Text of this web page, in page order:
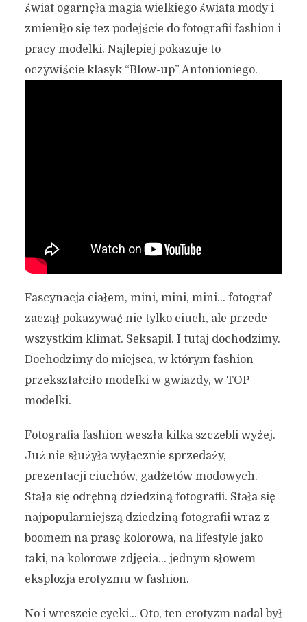
świat ogarnęła magia wielkiego świata mody i
zmieniło się tez podejście do fotografii fashion i
pracy modelki. Najlepiej pokazuje to
oczywiście klasyk “Blow-up” Antonioniego.
Fascynacja ciałem, mini, mini, mini… fotograf
zaczął pokazywać nie tylko ciuch, ale przede
wszystkim klimat. Seksapil. I tutaj dochodzimy.
Dochodzimy do miejsca, w którym fashion
przekształciło modelki w gwiazdy, w TOP
modelki.
Fotografia fashion weszła kilka szczebli wyżej.
Już nie służyła wyłącznie sprzedaży,
prezentacji ciuchów, gadżetów modowych.
Stała się odrębną dziedziną fotografii. Stała się
najpopularniejszą dziedziną fotografii wraz z
boomem na prasę kolorowa, na lifestyle jako
taki, na kolorowe zdjęcia… jednym słowem
eksplozja erotyzmu w fashion.
No i wreszcie cycki… Oto, ten erotyzm nadal był